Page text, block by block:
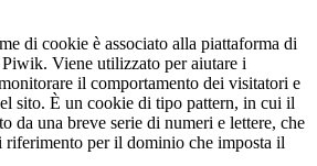
di cookie è associato alla piattaforma di
Viene utilizzato per aiutare i
il comportamento dei visitatori e
sito. È un cookie di tipo pattern, in cui il
da una breve serie di numeri e lettere, che
riferimento per il dominio che imposta il